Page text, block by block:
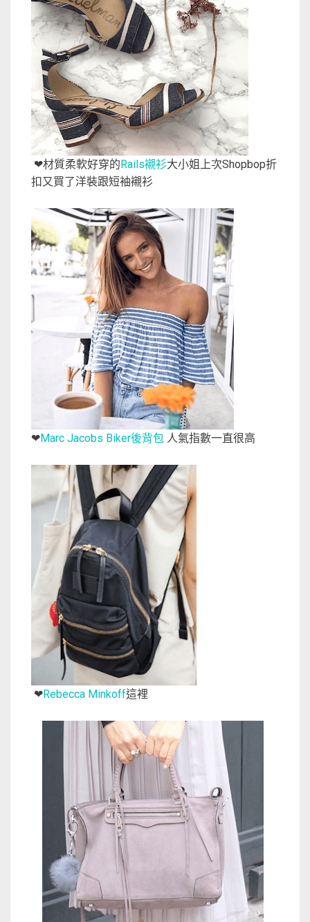
❤材質柔軟好穿的 Rails襯衫大小姐上次Shopbop折
扣又買了洋裝跟短袖襯衫
❤Marc Jacobs Biker後背包 人氣指數一直很高
❤Rebecca Minkoff這裡